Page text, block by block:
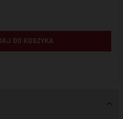
DO KOSZYKA